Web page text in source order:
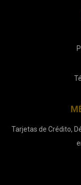
Tarjetas de Crédito,